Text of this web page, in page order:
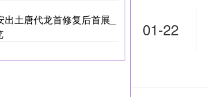
01-22
土唐代龙首修复后首展_